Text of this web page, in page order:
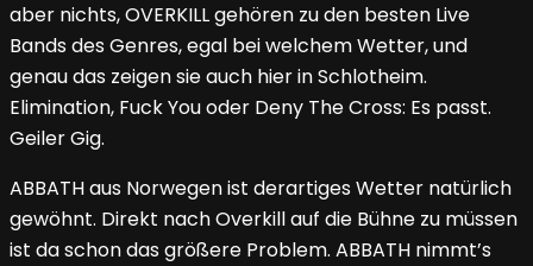
aber nichts, OVERKILL gehören zu den besten Live
Bands des Genres, egal bei welchem Wetter, und
genau das zeigen sie auch hier in Schlotheim.
Elimination, Fuck You oder Deny The Cross: Es passt.
Geiler Gig.
ABBATH aus Norwegen ist derartiges Wetter natürlich
gewöhnt. Direkt nach Overkill auf die Bühne zu müssen
ist da schon das größere Problem. ABBATH nimmt’s